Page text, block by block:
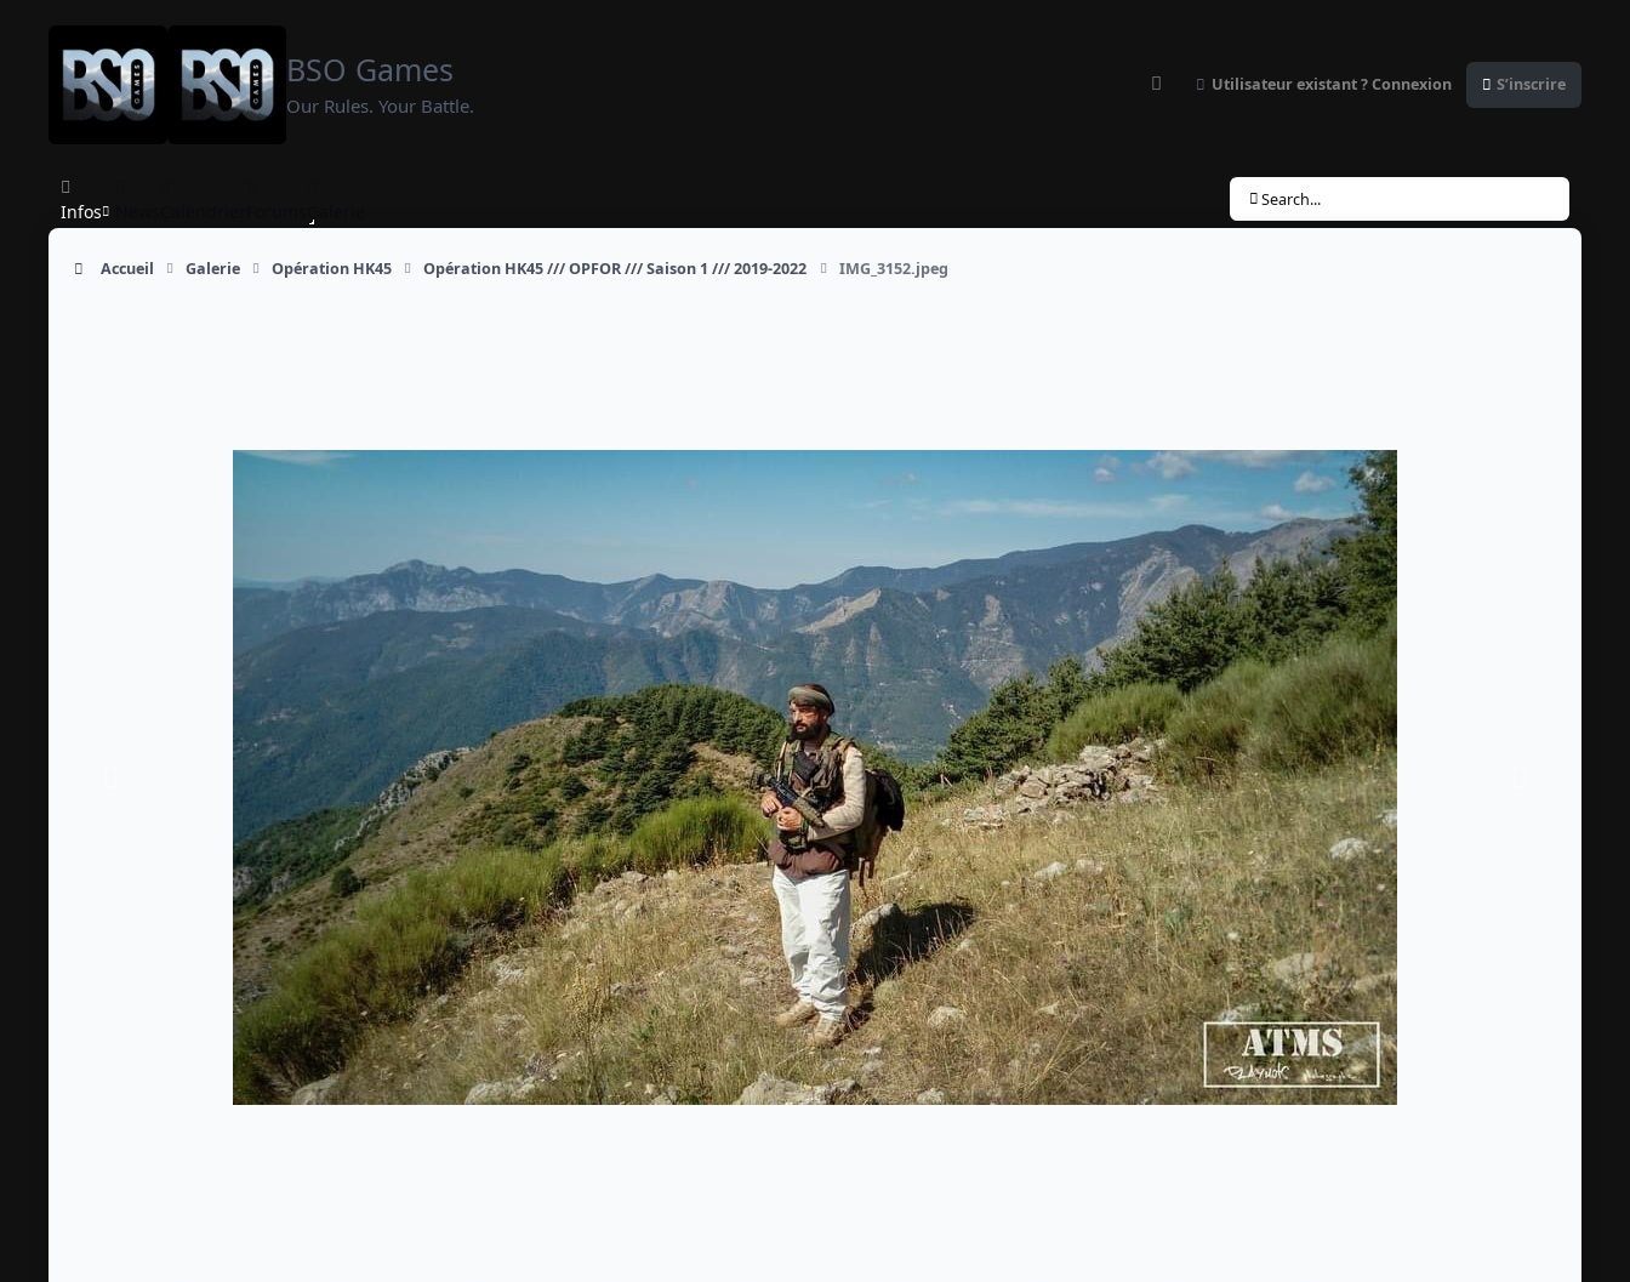
BSO Games
Our Rules. Your Battle. CustomizerUtilisateur existant ? Connexion S’inscrire
Infos
Search...
Accueil Galerie Opération HK45 Opération HK45 /// OPFOR /// Saison 1 /// 2019-2022 IMG_3152.jpeg